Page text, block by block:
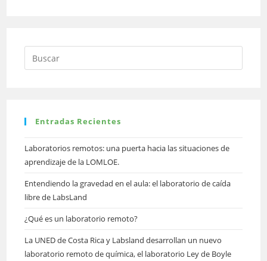
Entradas Recientes
Laboratorios remotos: una puerta hacia las situaciones de
aprendizaje de la LOMLOE.
Entendiendo la gravedad en el aula: el laboratorio de caída
libre de LabsLand
¿Qué es un laboratorio remoto?
La UNED de Costa Rica y Labsland desarrollan un nuevo
laboratorio remoto de química, el laboratorio Ley de Boyle